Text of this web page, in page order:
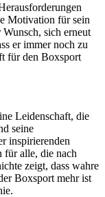
Motivation für sein
sich erneut
er immer noch zu
für den Boxsport
Leidenschaft, die
seine
inspirierenden
für alle, die nach
zeigt, dass wahre
Boxsport mehr ist